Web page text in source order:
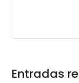
Entradas